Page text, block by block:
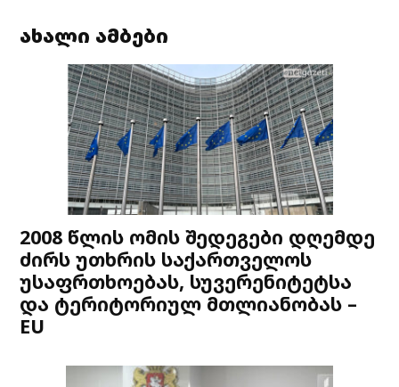
ახალი ამბები
2008 წლის ომის შედეგები დღემდე
ძირს უთხრის საქართველოს
უსაფრთხოებას, სუვერენიტეტსა
და ტერიტორიულ მთლიანობას –
EU